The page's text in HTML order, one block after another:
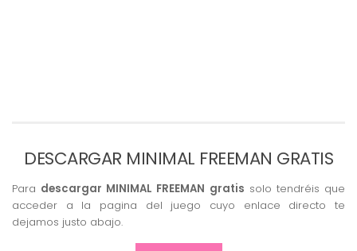
DESCARGAR MINIMAL FREEMAN GRATIS
Para descargar MINIMAL FREEMAN gratis solo tendréis que
acceder a la pagina del juego cuyo enlace directo te
dejamos justo abajo.